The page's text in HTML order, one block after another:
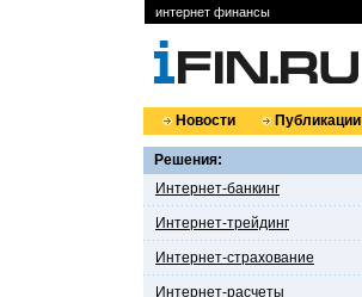
интернет финансы
Новости Публикации
Решения:
Интернет-банкинг
Интернет-трейдинг
Интернет-страхование
Интернет-расчеты